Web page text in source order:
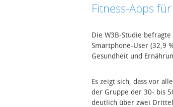
Fitness-Apps
Die W3B-Studie
Smartphone-User (32,9
Gesundheit und
Es zeigt sich, dass vor
der Gruppe der 30- bis
deutlich über zwei